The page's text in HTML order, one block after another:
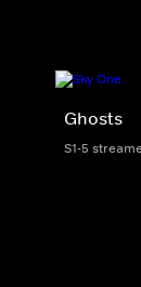
Ghosts
S1-5